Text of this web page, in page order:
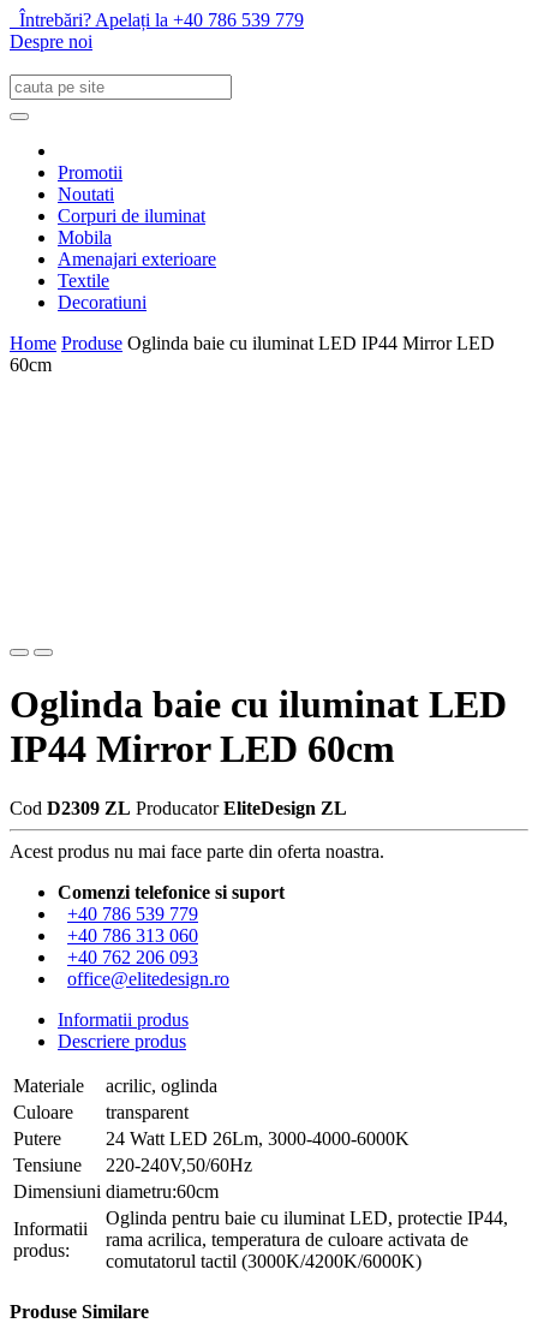
Întrebări? Apelați la +40 786 539 779
Despre noi
Promotii
Noutati
Corpuri de iluminat
Mobila
Amenajari exterioare
Textile
Decoratiuni
Home Produse Oglinda baie cu iluminat LED IP44 Mirror LED
60cm
Oglinda baie cu iluminat LED
IP44 Mirror LED 60cm
Cod D2309 ZL Producator EliteDesign ZL
Acest produs nu mai face parte din oferta noastra.
Comenzi telefonice si suport
+40 786 539 779
+40 786 313 060
+40 762 206 093
office@elitedesign.ro
Informatii produs
Descriere produs
Materiale
acrilic, oglinda
Culoare
transparent
Putere
24 Watt LED 26Lm, 3000-4000-6000K
Tensiune
220-240V,50/60Hz
Dimensiuni diametru:60cm
Informatii
produs:
Oglinda pentru baie cu iluminat LED, protectie IP44,
rama acrilica, temperatura de culoare activata de
comutatorul tactil (3000K/4200K/6000K)
Produse Similare